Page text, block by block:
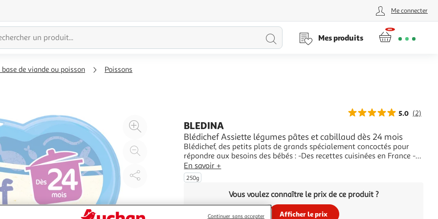
Me connecter
Lancer
Mes produits
base de viande ou poisson Poissons
Agrandir
l'illustration
l'illustration
Partager
5.0 (2)
BLEDINA
Blédichef Assiette légumes pâtes et cabillaud dès 24 mois
Blédichef, des petits plats de grands spécialement concoctés pour
répondre aux besoins des bébés : -Des recettes cuisinées en France -
Des morceaux qui évoluent selon l'âge de bébé -Faible Teneur en Sel
1 Blédichef = 1 portion de Légumes
En savoir +
250g
Vous voulez connaître le prix de ce produit ?
Afficher le prix
Continuer sans accepter